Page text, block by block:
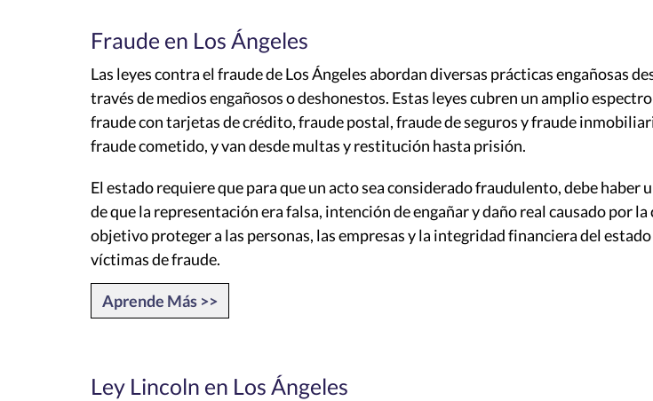
Fraude en Los Ángeles
Las leyes contra el fraude de Los Ángeles abordan diversas prácticas engañosas
través de medios engañosos o deshonestos. Estas leyes cubren un amplio
fraude con tarjetas de crédito, fraude postal, fraude de seguros y fraude
fraude cometido, y van desde multas y restitución hasta prisión.
El estado requiere que para que un acto sea considerado fraudulento, debe
de que la representación era falsa, intención de engañar y daño real causado por
objetivo proteger a las personas, las empresas y la integridad financiera del
víctimas de fraude.
Aprende Más >>
Ley Lincoln en Los Ángeles